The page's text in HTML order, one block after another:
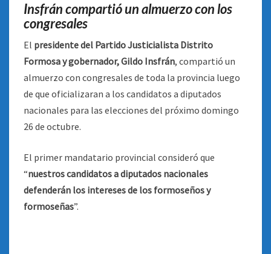
Insfrán compartió un almuerzo con los
congresales
El presidente del Partido Justicialista Distrito
Formosa y gobernador, Gildo Insfrán, compartió un
almuerzo con congresales de toda la provincia luego
de que oficializaran a los candidatos a diputados
nacionales para las elecciones del próximo domingo
26 de octubre.
El primer mandatario provincial consideró que
“nuestros candidatos a diputados nacionales
defenderán los intereses de los formoseños y
formoseñas”.